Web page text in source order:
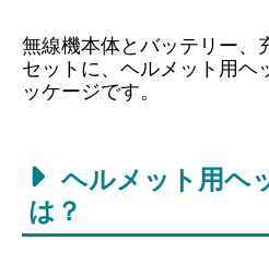
無線機本体とバッテリー、
セットに、ヘルメット用ヘ
ッケージです。
ヘルメット用ヘ
は？